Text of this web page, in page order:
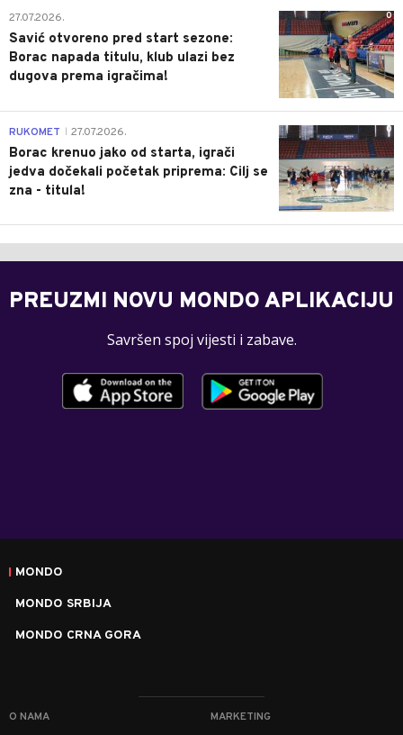
0
27.07.2026.
Savić otvoreno pred start sezone:
Borac napada titulu, klub ulazi bez
dugova prema igračima!
0
RUKOMET 27.07.2026.
Borac krenuo jako od starta, igrači
jedva dočekali početak priprema: Cilj se
zna - titula!
PREUZMI NOVU MONDO APLIKACIJU
Savršen spoj vijesti i zabave.
MONDO
MONDO SRBIJA
MONDO CRNA GORA
O NAMA MARKETING